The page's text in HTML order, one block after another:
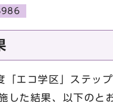
エコ学区」ステッ
した結果、以下のと